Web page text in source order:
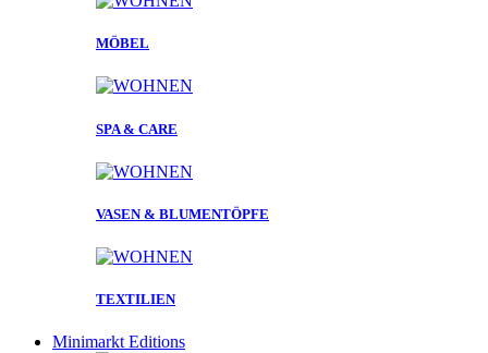
MÖBEL
SPA & CARE
VASEN & BLUMENTÖPFE
TEXTILIEN
Minimarkt Editions